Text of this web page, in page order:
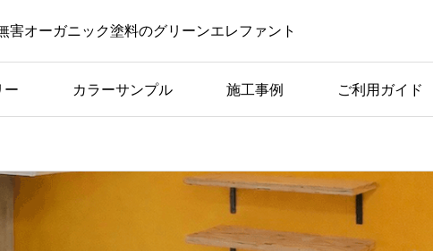
害オーガニック塗料のグリーンエレファント
ー カラーサンプル 施工事例 ご利用ガイド
の黒板
イデア
コラム一覧
子どもが毎日描きたくな
る。家の中に黒板がある